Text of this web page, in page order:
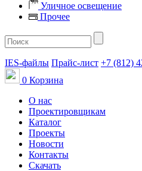
Уличное освещение
Прочее
IES-файлы Прайс-лист +7 (812)
0 Корзина
О нас
Проектировщикам
Каталог
Проекты
Новости
Контакты
Скачать